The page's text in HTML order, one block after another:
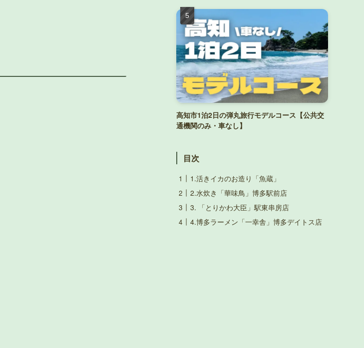
高知市1泊2日の弾丸旅行モデルコース【公共交
通機関のみ・車なし】
目次
1.活きイカのお造り「魚蔵」
2.水炊き「華味鳥」博多駅前店
3. 「とりかわ大臣」駅東串房店
4.博多ラーメン「一幸舎」博多デイトス店